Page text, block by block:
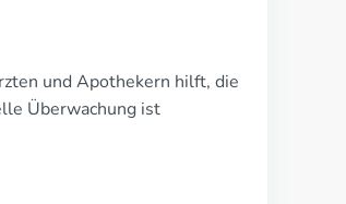
und Apothekern hilft, die
Überwachung ist